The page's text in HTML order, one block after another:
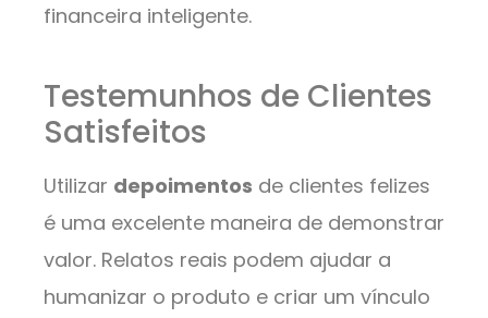
financeira inteligente.
Testemunhos de Clientes
Satisfeitos
Utilizar depoimentos de clientes felizes
é uma excelente maneira de demonstrar
valor. Relatos reais podem ajudar a
humanizar o produto e criar um vínculo